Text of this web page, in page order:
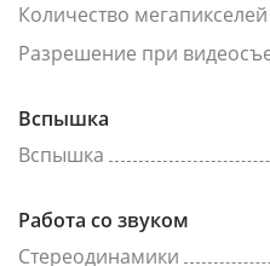
Количество
Разрешение при
Вспышка
Вспышка
Работа со звуком
Стереодинамики